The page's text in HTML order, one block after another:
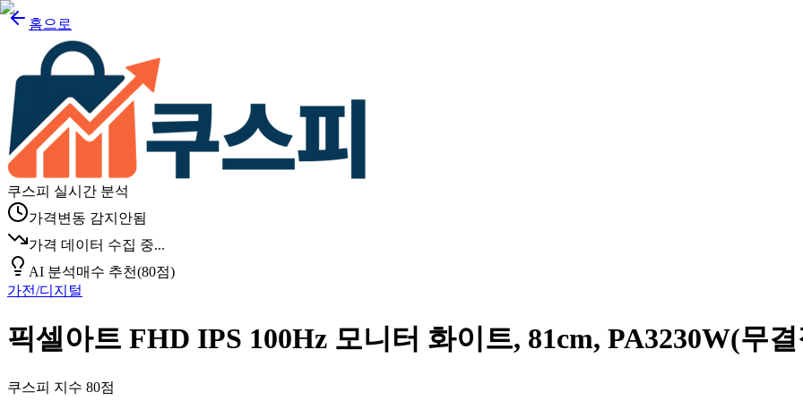
홈으로
쿠스피 실시간 분석
가격변동 감지안됨
가격 데이터 수집 중...
AI 분석매수 추천(80점)
가전/디지털
픽셀아트 FHD IPS 100Hz 모니터 화이트, 81cm, PA3230W(무
쿠스피 지수 80점